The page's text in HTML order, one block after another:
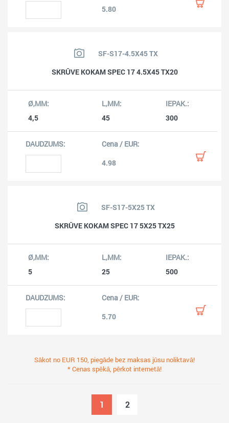
5.80
SF-S17-4.5X45 TX
SKRŪVE KOKAM SPEC 17 4.5X45 TX20
4,5 45 300
4.98
SF-S17-5X25 TX
SKRŪVE KOKAM SPEC 17 5X25 TX25
5 25 500
5.70
Sākot no EUR 150, piegāde bez maksas jūsu noliktavā!
* Cenas spēkā, pērkot internetā!
1 2